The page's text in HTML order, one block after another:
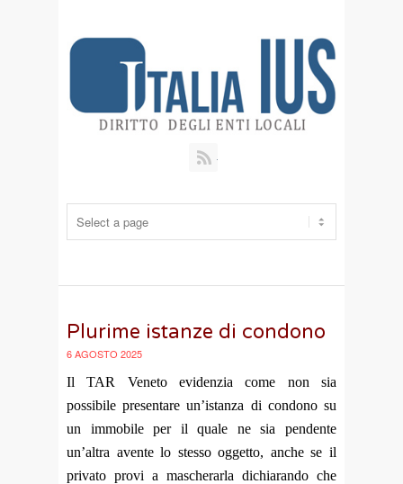
Plurime istanze di condono
6 AGOSTO 2025
Il TAR Veneto evidenzia come non sia
possibile presentare un’istanza di condono su
un immobile per il quale ne sia pendente
un’altra avente lo stesso oggetto, anche se il
privato provi a mascherarla dichiarando che